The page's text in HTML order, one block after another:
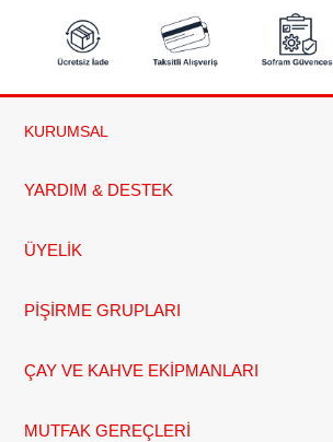
KURUMSAL
YARDIM & DESTEK
ÜYELİK
PİŞİRME GRUPLARI
ÇAY VE KAHVE EKİPMANLARI
MUTFAK GEREÇLERİ